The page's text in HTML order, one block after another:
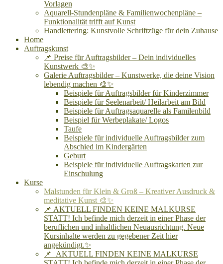
Vorlagen
Aquarell-Stundenpläne & Familienwochenpläne –
Funktionalität trifft auf Kunst
Handlettering: Kunstvolle Schriftzüge für dein Zuhause
Home
Auftragskunst
📌 Preise für Auftragsbilder – Dein individuelles
Kunstwerk 🎨✨
Galerie Auftragsbilder – Kunstwerke, die deine Vision
lebendig machen 🎨✨
Beispiele für Auftragsbilder für Kinderzimmer
Beispiele für Seelenarbeit/ Heilarbeit am Bild
Beispiele für Auftragsaquarelle als Familenbild
Beispiel für Werbeplakate/ Logos
Taufe
Beispiele für individuelle Auftragsbilder zum
Abschied im Kindergärten
Geburt
Beispiele für individuelle Auftragskarten zur
Einschulung
Kurse
Malstunden für Klein & Groß – Kreativer Ausdruck &
meditative Kunst 🎨✨
📌 AKTUELL FINDEN KEINE MALKURSE
STATT! Ich befinde mich derzeit in einer Phase der
beruflichen und inhaltlichen Neuausrichtung. Neue
Kursinhalte werden zu gegebener Zeit hier
angekündigt.✨
📌 AKTUELL FINDEN KEINE MALKURSE